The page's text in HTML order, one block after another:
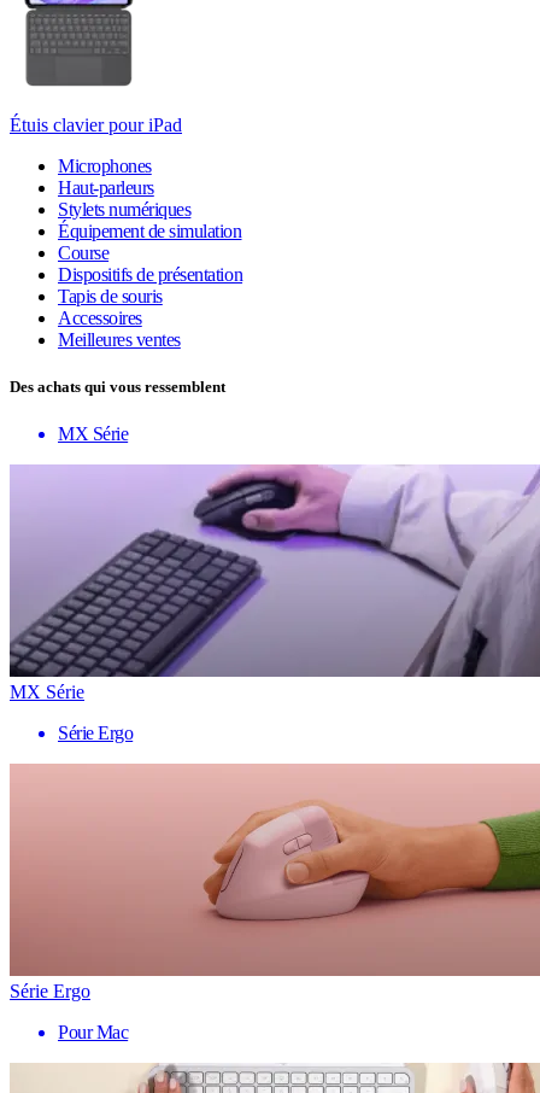
Étuis clavier pour iPad
Microphones
Haut-parleurs
Stylets numériques
Équipement de simulation
Course
Dispositifs de présentation
Tapis de souris
Accessoires
Meilleures ventes
Des achats qui vous ressemblent
MX Série
MX Série
Série Ergo
Série Ergo
Pour Mac